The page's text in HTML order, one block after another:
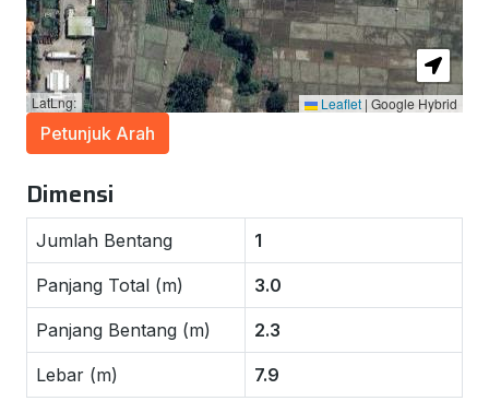
LatLng: Leaflet | Google Hybrid
Petunjuk Arah
Dimensi
Jumlah Bentang 1
Panjang Total (m) 3.0
Panjang Bentang (m) 2.3
Lebar (m) 7.9